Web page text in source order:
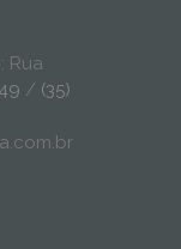
Rua
/ (35)